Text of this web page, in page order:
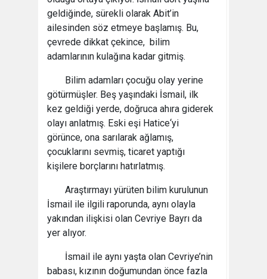
geldiğinde, sürekli olarak Abit’in
ailesinden söz etmeye başlamış. Bu,
çevrede dikkat çekince, bilim
adamlarının kulağına kadar gitmiş.
Bilim adamları çocuğu olay yerine
götürmüşler. Beş yaşındaki İsmail, ilk
kez geldiği yerde, doğruca ahıra giderek
olayı anlatmış. Eski eşi Hatice‘yi
görünce, ona sarılarak ağlamış,
çocuklarını sevmiş, ticaret yaptığı
kişilere borçlarını hatırlatmış.
Araştırmayı yürüten bilim kurulunun
İsmail ile ilgili raporunda, aynı olayla
yakından ilişkisi olan Cevriye Bayrı da
yer alıyor.
İsmail ile aynı yaşta olan Cevriye’nin
babası, kızının doğumundan önce fazla